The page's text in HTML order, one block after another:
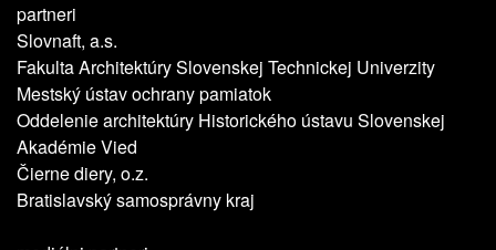
partneri
Slovnaft, a.s.
Fakulta Architektúry Slovenskej Technickej Univerzity
Mestský ústav ochrany pamiatok
Oddelenie architektúry Historického ústavu Slovenskej
Akadémie Vied
Čierne diery, o.z.
Bratislavský samosprávny kraj